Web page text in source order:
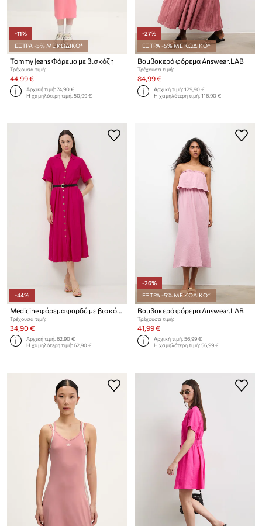
-11%
ΕΞΤΡΑ -5% ΜΕ ΚΩΔΙΚΟ*
Tommy Jeans Φόρεμα με βισκόζη
Τρέχουσα τιμή:
44,99 €
Αρχική τιμή:74,90 €
Η χαμηλότερη τιμή:50,99 €
-27%
ΕΞΤΡΑ -5% ΜΕ ΚΩΔΙΚΟ*
Βαμβακερό φόρεμα Answear.LAB
Τρέχουσα τιμή:
84,99 €
Αρχική τιμή:129,90 €
Η χαμηλότερη τιμή:116,90 €
-44%
Medicine φόρεμα φαρδύ με βισκόζη
Τρέχουσα τιμή:
34,90 €
Αρχική τιμή:62,90 €
Η χαμηλότερη τιμή:62,90 €
-26%
ΕΞΤΡΑ -5% ΜΕ ΚΩΔΙΚΟ*
Βαμβακερό φόρεμα Answear.LAB
Τρέχουσα τιμή:
41,99 €
Αρχική τιμή:56,99 €
Η χαμηλότερη τιμή:56,99 €